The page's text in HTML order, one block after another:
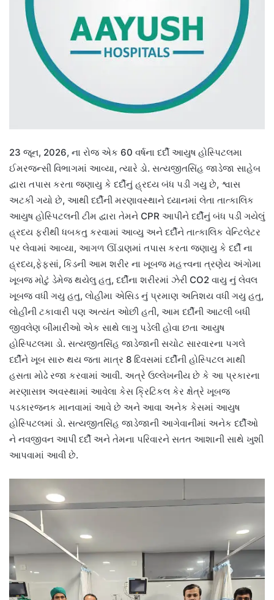
23 જૂન, 2026, ના રોજ એક 60 વર્ષના દર્દી આયુષ હોસ્પિટલમા
ઈમરજન્સી વિભાગમાં આવ્યા, ત્યારે ડો. સત્યજીતસિંહ જાડેજા સાહેબ
દ્વારા તપાસ કરતા જણાયુ કે દર્દીનું હ્રદય બંધ પડી ગયુ છે, શ્વાસ
અટકી ગયો છે, આથી દર્દીની મરણાવસ્થાને ધ્યાનમાં લેતા તાત્કાલિક
આયુષ હોસ્પિટલની ટીમ દ્વારા તેમને CPR આપીને દર્દીનું બંધ પડી ગયેલું
હ્રદય ફરીથી ધબકતુ કરવામાં આવ્યુ અને દર્દીને તાત્કાલિક વેન્ટિલેટર
પર લેવામાં આવ્યા, આગળ ઊંડાણમાં તપાસ કરતા જણાયુ કે દર્દી ના
હ્રદય,ફેફસાં, કિડની આમ શરીર ના ખૂબજ મહત્ત્વના ત્રણેય અંગોમા
ખૂબજ મોટું ડેમેજ થયેલુ હતુ, દર્દીના શરીરમાં ઝેરી CO2 વાયુ નું લેવલ
ખૂબજ વધી ગયુ હતુ, લોહીમા એસિડ નું પ્રમાણ અતિશય વધી ગયુ હતુ,
લોહીની ટકાવારી પણ અત્યંત ઓછી હતી, આમ દર્દીની આટલી બધી
જીવલેણ બીમારીઓ એક સાથે લાગુ પડેલી હોવા છતા આયુષ
હોસ્પિટલમા ડો. સત્યજીતસિંહ જાડેજાની સચોટ સારવારના પગલે
દર્દીને ખૂબ સારુ થય જતા માત્ર 8 દિવસમાં દર્દીની હોસ્પિટલ માથી
હસતા મોઢે રજા કરવામાં આવી. અત્રે ઉલ્લેખનીય છે કે આ પ્રકારના
મરણાસન્ન અવસ્થામાં આવેલા કેસ ક્રિટિકલ કેર ક્ષેત્રે ખૂબજ
પડકારજનક માનવામાં આવે છે અને આવા અનેક કેસમાં આયુષ
હોસ્પિટલમાં ડો. સત્યજીતસિંહ જાડેજાની આગેવાનીમાં અનેક દર્દીઓ
ને નવજીવન આપી દર્દી અને તેમના પરિવારને સતત આશાની સાથે ખુશી
આપવામાં આવી છે.